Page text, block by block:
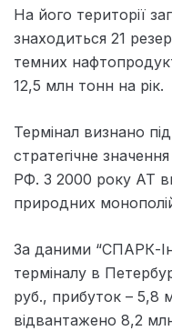
На його території
знаходиться 21
темних
12,5 млн тонн на рік.
Термінал визнано
стратегічне
РФ. З 2000 року АТ
природних
За даними “СПАРК-
терміналу в
руб., прибуток – 5,8
відвантажено 8,2